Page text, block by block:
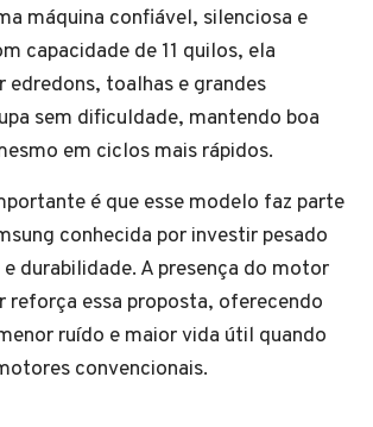
máquina confiável, silenciosa e
capacidade de 11 quilos, ela
edredons, toalhas e grandes
sem dificuldade, mantendo boa
em ciclos mais rápidos.
é que esse modelo faz parte
conhecida por investir pesado
durabilidade. A presença do motor
reforça essa proposta, oferecendo
ruído e maior vida útil quando
convencionais.